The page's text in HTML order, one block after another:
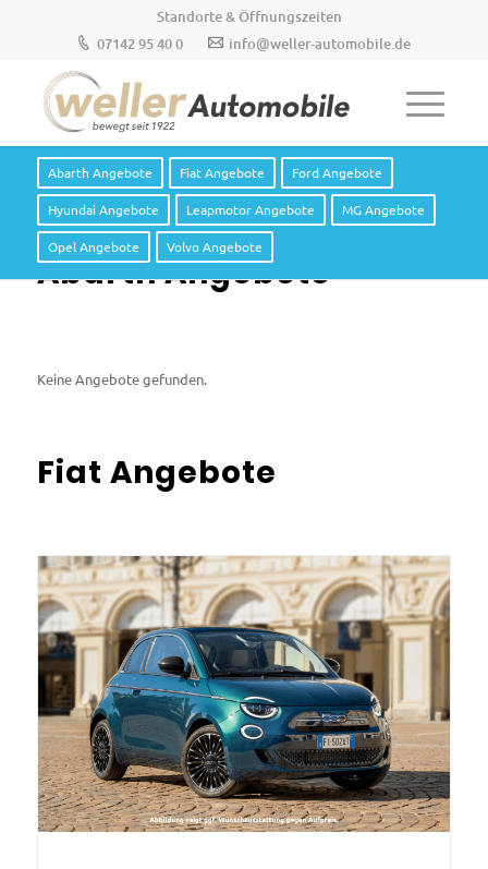
Standorte & Öffnungszeiten
07142 95 40 0
info@weller-automobile.de
Abarth Angebote Fiat Angebote Ford Angebote
Hyundai Angebote Leapmotor Angebote MG Angebote
Opel Angebote Volvo Angebote
Abarth Angebote
Keine Angebote gefunden.
Fiat Angebote